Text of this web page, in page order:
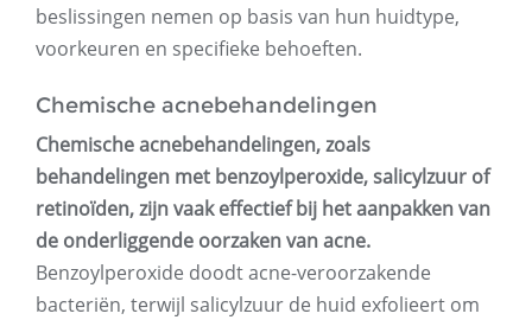
beslissingen nemen op basis van hun huidtype,
voorkeuren en specifieke behoeften.
Chemische acnebehandelingen
Chemische acnebehandelingen, zoals
behandelingen met benzoylperoxide, salicylzuur of
retinoïden, zijn vaak effectief bij het aanpakken van
de onderliggende oorzaken van acne.
Benzoylperoxide doodt acne-veroorzakende
bacteriën, terwijl salicylzuur de huid exfolieert om